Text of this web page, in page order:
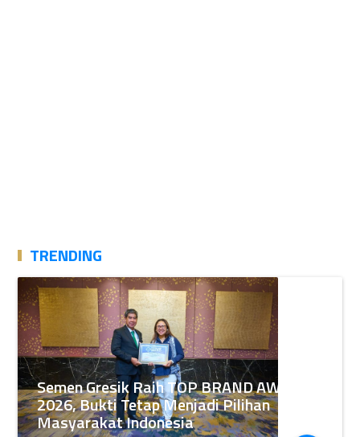
TRENDING
Semen Gresik Raih TOP BRAND AWARDS
2026, Bukti Tetap Menjadi Pilihan
Masyarakat Indonesia